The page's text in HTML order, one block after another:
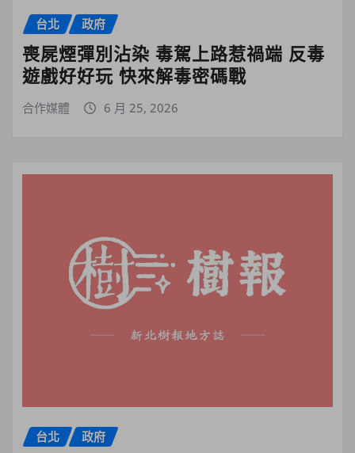
台北 政府
喪屍煙彈別沾染 毒駕上路惹禍端 反毒
遊戲好好玩 快來解毒密碼戰
合作媒體 6 月 25, 2026
台北 政府